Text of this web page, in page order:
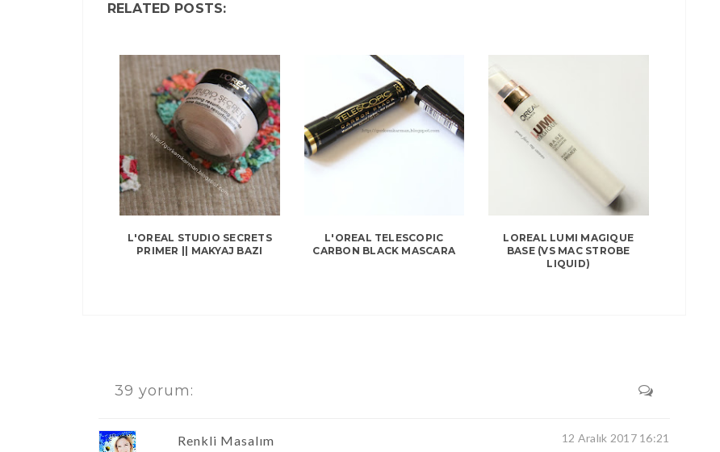
RELATED POSTS:
L'OREAL STUDIO SECRETS
PRIMER || MAKYAJ BAZI
L'OREAL TELESCOPIC
CARBON BLACK MASCARA
LOREAL LUMI MAGIQUE
BASE (VS MAC STROBE
LIQUID)
39 yorum:
Renkli Masalım 12 Aralık 2017 16:21